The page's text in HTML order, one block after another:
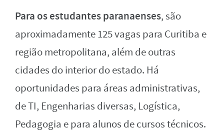
Para os estudantes paranaenses, são
aproximadamente 125 vagas para Curitiba e
região metropolitana, além de outras
cidades do interior do estado. Há
oportunidades para áreas administrativas,
de TI, Engenharias diversas, Logística,
Pedagogia e para alunos de cursos técnicos.